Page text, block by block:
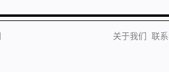
关于我们 联